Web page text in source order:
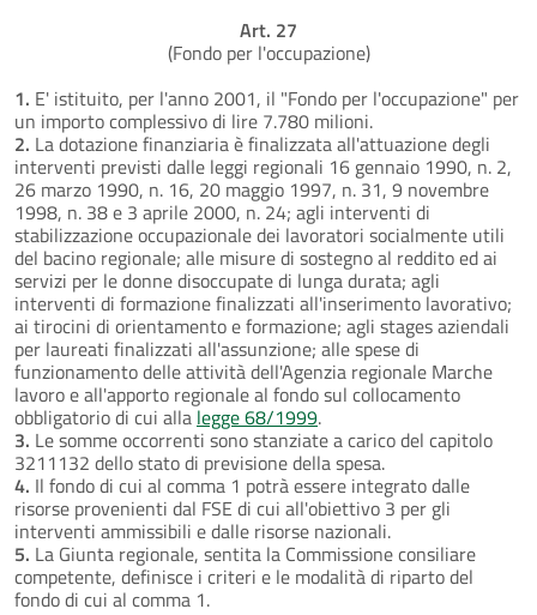
Art. 27
(Fondo per l'occupazione)
1. E' istituito, per l'anno 2001, il "Fondo per l'occupazione" per
un importo complessivo di lire 7.780 milioni.
2. La dotazione finanziaria è finalizzata all'attuazione degli
interventi previsti dalle leggi regionali 16 gennaio 1990, n. 2,
26 marzo 1990, n. 16, 20 maggio 1997, n. 31, 9 novembre
1998, n. 38 e 3 aprile 2000, n. 24; agli interventi di
stabilizzazione occupazionale dei lavoratori socialmente utili
del bacino regionale; alle misure di sostegno al reddito ed ai
servizi per le donne disoccupate di lunga durata; agli
interventi di formazione finalizzati all'inserimento lavorativo;
ai tirocini di orientamento e formazione; agli stages aziendali
per laureati finalizzati all'assunzione; alle spese di
funzionamento delle attività dell'Agenzia regionale Marche
lavoro e all'apporto regionale al fondo sul collocamento
obbligatorio di cui alla legge 68/1999.
3. Le somme occorrenti sono stanziate a carico del capitolo
3211132 dello stato di previsione della spesa.
4. Il fondo di cui al comma 1 potrà essere integrato dalle
risorse provenienti dal FSE di cui all'obiettivo 3 per gli
interventi ammissibili e dalle risorse nazionali.
5. La Giunta regionale, sentita la Commissione consiliare
competente, definisce i criteri e le modalità di riparto del
fondo di cui al comma 1.